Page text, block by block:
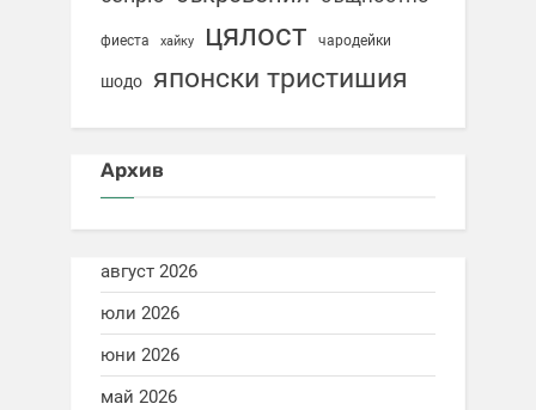
фиеста хайку цялост чародейки
шодо японски тристишия
Архив
август 2026
юли 2026
юни 2026
май 2026